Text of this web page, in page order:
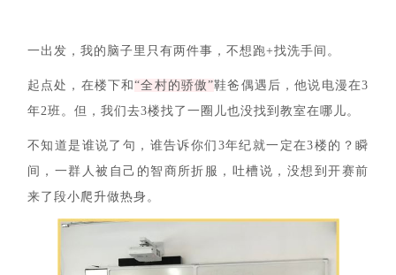
一出发，我的脑子里只有两件事，不想跑+找洗手间。
起点处，在楼下和“全村的骄傲”鞋爸偶遇后，他说电漫在3
年2班。但，我们去3楼找了一圈儿也没找到教室在哪儿。
不知道是谁说了句，谁告诉你们3年纪就一定在3楼的？瞬
间，一群人被自己的智商所折服，吐槽说，没想到开赛前
来了段小爬升做热身。